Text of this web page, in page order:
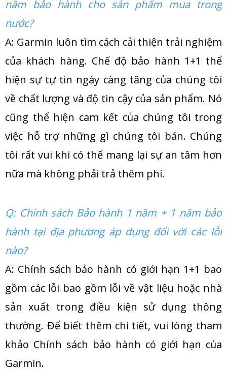
năm bảo hành cho sản phẩm mua trong
nước?
A: Garmin luôn tìm cách cải thiện trải nghiệm
của khách hàng. Chế độ bảo hành 1+1 thể
hiện sự tự tin ngày càng tăng của chúng tôi
về chất lượng và độ tin cậy của sản phẩm. Nó
cũng thể hiện cam kết của chúng tôi trong
việc hỗ trợ những gì chúng tôi bán. Chúng
tôi rất vui khi có thể mang lại sự an tâm hơn
nữa mà không phải trả thêm phí.
Q: Chính sách Bảo hành 1 năm + 1 năm bảo
hành tại địa phương áp dụng đối với các lỗi
nào?
A: Chính sách bảo hành có giới hạn 1+1 bao
gồm các lỗi bao gồm lỗi về vật liệu hoặc nhà
sản xuất trong điều kiện sử dụng thông
thường. Để biết thêm chi tiết, vui lòng tham
khảo Chính sách bảo hành có giới hạn của
Garmin.